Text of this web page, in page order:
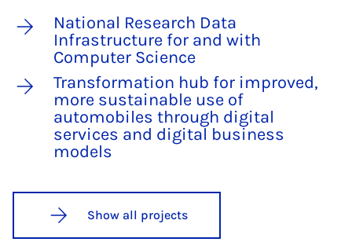
National Research Data
Infrastructure for and with
Computer Science
Transformation hub for improved,
more sustainable use of
automobiles through digital
services and digital business
models
Show all projects